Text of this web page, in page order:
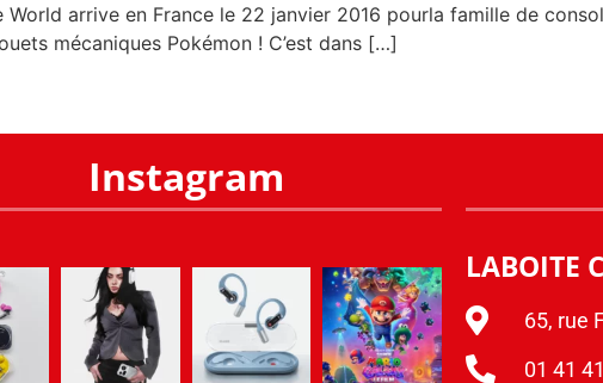
arrive en France le 22 janvier 2016 pourla famille de
mécaniques Pokémon ! C’est dans […]
Instagram
LABOITE
65, rue
01 41